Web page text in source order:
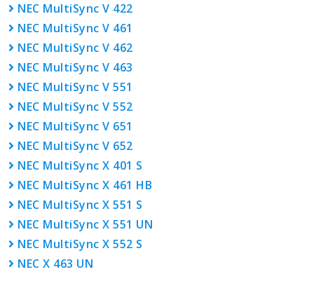
NEC MultiSync V 422
NEC MultiSync V 461
NEC MultiSync V 462
NEC MultiSync V 463
NEC MultiSync V 551
NEC MultiSync V 552
NEC MultiSync V 651
NEC MultiSync V 652
NEC MultiSync X 401 S
NEC MultiSync X 461 HB
NEC MultiSync X 551 S
NEC MultiSync X 551 UN
NEC MultiSync X 552 S
NEC X 463 UN